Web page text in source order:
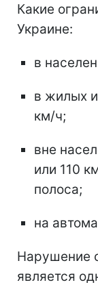
Какие
Украине:
в
в жилых
км/ч;
вне
или 110
полоса;
на
Нарушение
является